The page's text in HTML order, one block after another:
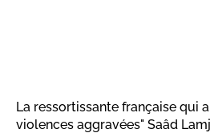
La ressortissante française qui
violences aggravées" Saâd